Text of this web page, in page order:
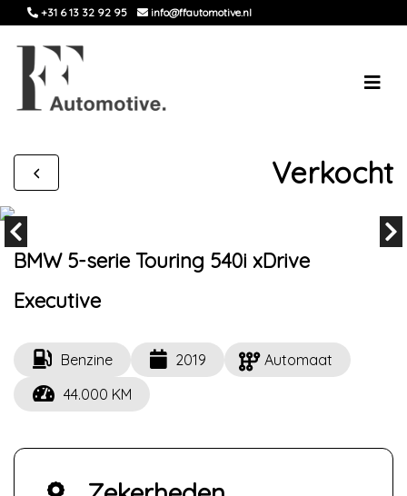
+31 6 13 32 92 95 info@ffautomotive.nl
Verkocht
BMW 5-serie Touring 540i xDrive
Executive
Benzine 2019
Automaat
44.000 KM